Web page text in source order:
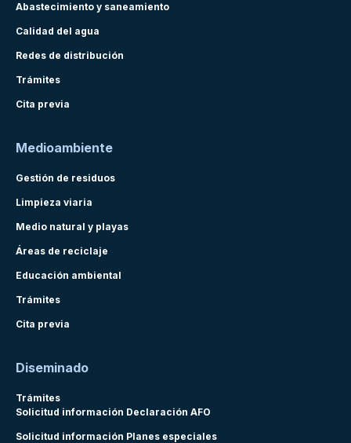
Abastecimiento y saneamiento
Calidad del agua
Redes de distribución
Trámites
Cita previa
Medioambiente
Gestión de residuos
Limpieza viaria
Medio natural y playas
Áreas de reciclaje
Educación ambiental
Trámites
Cita previa
Diseminado
Trámites
Solicitud información Declaración AFO
Solicitud información Planes especiales